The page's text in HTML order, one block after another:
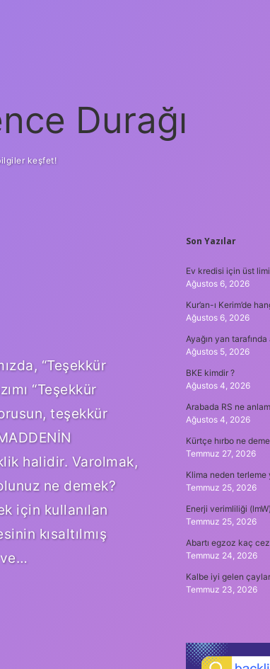
Durağı
keşfet!
“Teşekkür
“Teşekkür
teşekkür
halidir. Varolmak,
ne demek?
için kullanılan
kısaltılmış
Son Yazılar
Ev kredisi için üst
Ağustos 6, 2026
Kur’an-ı Kerim’de
Ağustos 6, 2026
Ayağın yan tarafında
Ağustos 5, 2026
BKE kimdir ?
Ağustos 4, 2026
Arabada RS ne
Ağustos 4, 2026
Kürtçe hırbo ne
Temmuz 27, 2026
Klima neden terleme
Temmuz 25, 2026
Enerji verimliliği
Temmuz 25, 2026
Abartı egzoz kaç
Temmuz 24, 2026
Kalbe iyi gelen
Temmuz 23, 2026